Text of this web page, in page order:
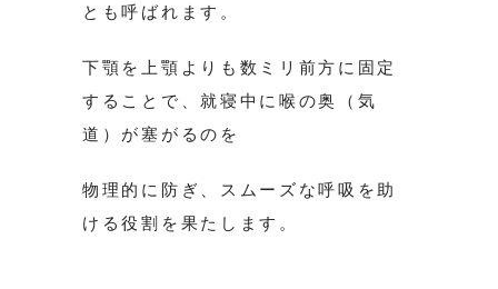
とも呼ばれます。
下顎を上顎よりも数ミリ前方に固定
することで、就寝中に喉の奥（気
道）が塞がるのを
物理的に防ぎ、スムーズな呼吸を助
ける役割を果たします。